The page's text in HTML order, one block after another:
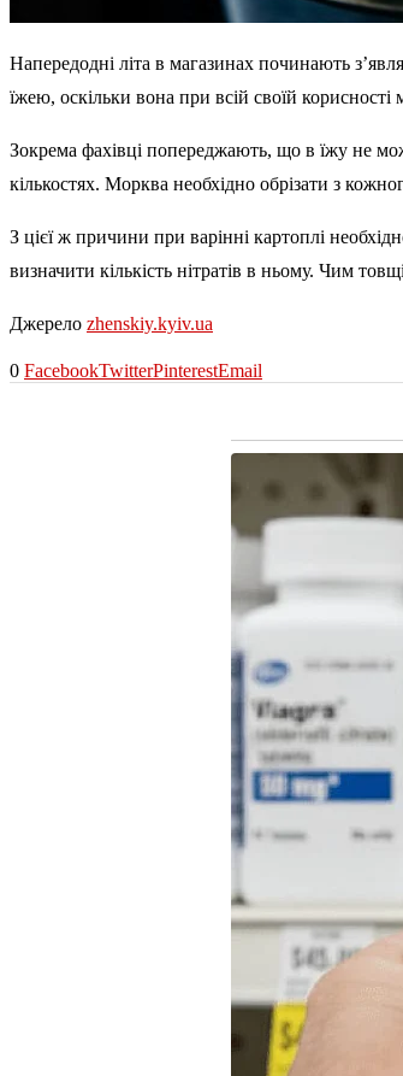
Напередодні літа в магазинах починають
їжею, оскільки вона при всій своїй
Зокрема фахівці попереджають, що в їжу не
кількостях. Морква необхідно обрізати з
З цієї ж причини при варінні картоплі
визначити кількість нітратів в ньому. Чим
Джерело zhenskiy.kyiv.ua
0 FacebookTwitterPinterestEmail